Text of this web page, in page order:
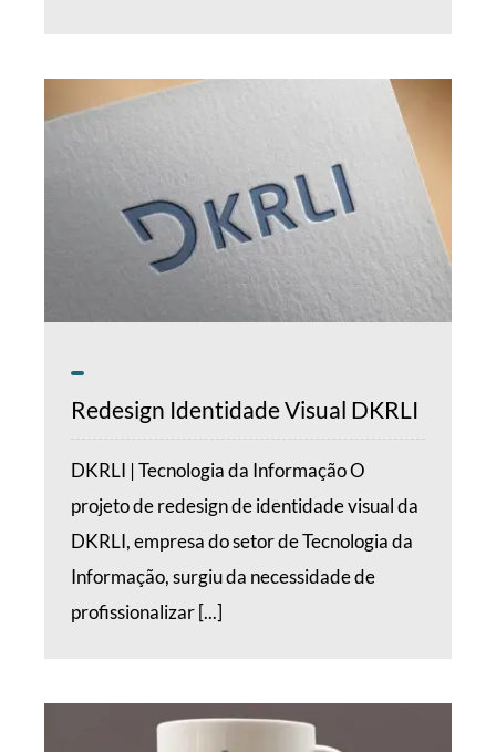
Redesign Identidade Visual DKRLI
DKRLI | Tecnologia da Informação O
projeto de redesign de identidade visual da
DKRLI, empresa do setor de Tecnologia da
Informação, surgiu da necessidade de
profissionalizar [...]